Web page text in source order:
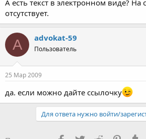
А есть текст в электронном виде? На
отсутствует.
A advokat-59
Пользователь
25 Мар 2009
да. если можно дайте ссылочку
Для ответа нужно войти/